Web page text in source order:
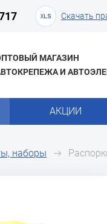
Скачать
МАГАЗИН
И
АКЦИИ
наборы